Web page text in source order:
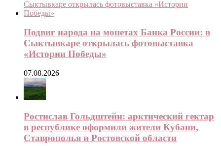
Подвиг народа на монетах Банка России: в
Сыктывкаре открылась фотовыставка
«Истории Победы»
07.08.2026
Ростислав Гольдштейн: арктический гектар
в республике оформили жители Кубани,
Ставрополья и Ростовской области